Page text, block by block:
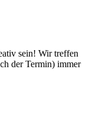
sein! Wir treffen
der Termin) immer